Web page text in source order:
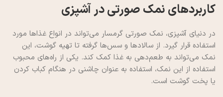
کاربردهای نمک صورتی در آشپزی
در دنیای آشپزی، نمک صورتی گرمسار می‌تواند در انواع غذاها مورد
استفاده قرار گیرد. از سالادها و سس‌ها گرفته تا تهیه گوشت، این
نمک می‌تواند به طعم‌دهی به غذا کمک کند. یکی از راه‌های محبوب
استفاده از این نمک، استفاده به عنوان چاشنی در هنگام کباب کردن
یا پخت گوشت است.